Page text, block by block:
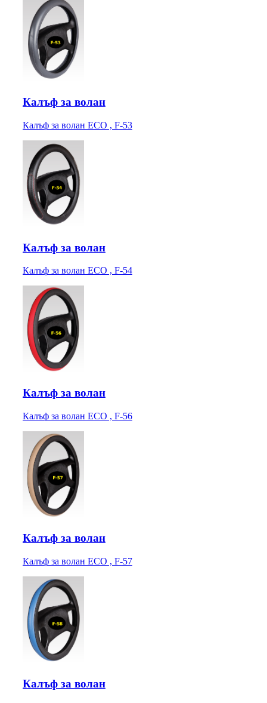
Калъф за волан
Калъф за волан ECO , F-53
Калъф за волан
Калъф за волан ECO , F-54
Калъф за волан
Калъф за волан ECO , F-56
Калъф за волан
Калъф за волан ECO , F-57
Калъф за волан